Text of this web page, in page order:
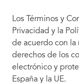
Los Términos y
Privacidad y la
de acuerdo con
derechos de los
electrónico y
España y la UE.